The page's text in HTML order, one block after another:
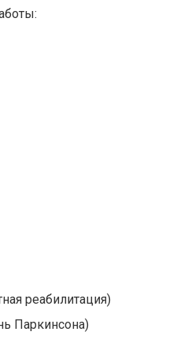
реабилитация)
Паркинсона)